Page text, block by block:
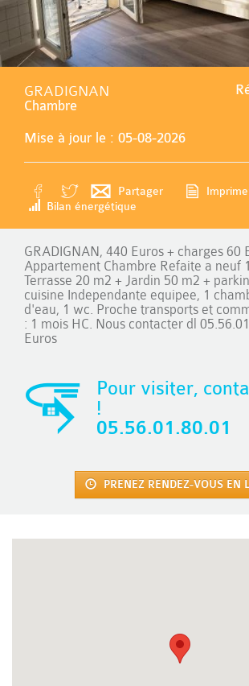
GRADIGNAN
Chambre
Mise à jour le : 05-08-2026
Partager
Bilan énergétique
GRADIGNAN, 440 Euros + charges 60
Appartement Chambre Refaite a neuf
Terrasse 20 m2 + Jardin 50 m2 +
cuisine Independante equipee, 1
d'eau, 1 wc. Proche transports et
: 1 mois HC. Nous contacter dl
Euros
Pour visiter,
!
05.56.01.80.01
PRENEZ RENDEZ-VOUS EN